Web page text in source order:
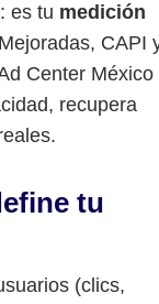
es tu medición
CAPI
Center México
recupera
tu
(clics,